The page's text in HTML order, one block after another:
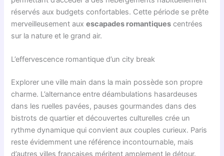
réservés aux budgets confortables. Cette période se prête
merveilleusement auxescapades romantiques centrées
sur la nature et le grand air.
L’effervescence romantique d’un city break
Explorer une ville main dans la main possède son propre
charme. L’alternance entre déambulations hasardeuses
dans les ruelles pavées, pauses gourmandes dans des
bistrots de quartier et découvertes culturelles crée un
rythme dynamique qui convient aux couples curieux. Paris
reste évidemment une référence incontournable, mais
d’autres villes françaises méritent amplement le détour.